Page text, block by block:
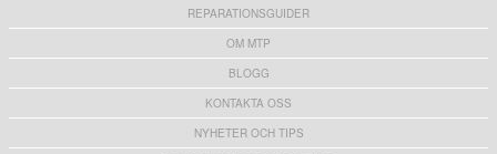
REPARATIONSGUIDER
OM MTP
BLOGG
KONTAKTA OSS
NYHETER OCH TIPS